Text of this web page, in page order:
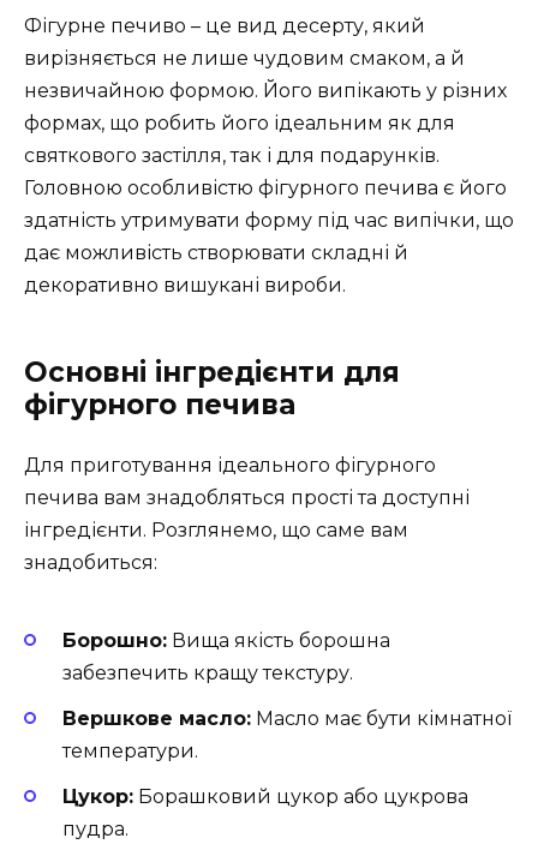
Фігурне печиво – це вид десерту, який
вирізняється не лише чудовим смаком, а й
незвичайною формою. Його випікають у різних
формах, що робить його ідеальним як для
святкового застілля, так і для подарунків.
Головною особливістю фігурного печива є його
здатність утримувати форму під час випічки, що
дає можливість створювати складні й
декоративно вишукані вироби.
Основні інгредієнти для
фігурного печива
Для приготування ідеального фігурного
печива вам знадобляться прості та доступні
інгредієнти. Розглянемо, що саме вам
знадобиться:
Борошно: Вища якість борошна
забезпечить кращу текстуру.
Вершкове масло: Масло має бути кімнатної
температури.
Цукор: Борашковий цукор або цукрова
пудра.